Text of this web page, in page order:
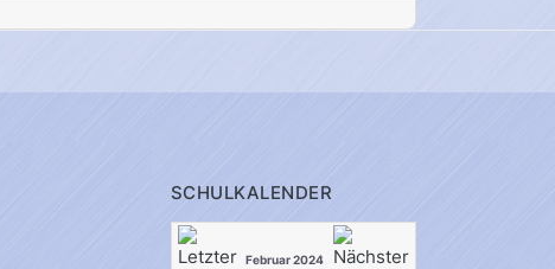
SCHULKALENDER
Februar 2024